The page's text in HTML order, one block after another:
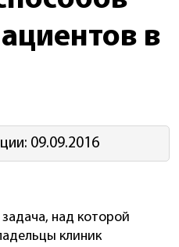
в
09.09.2016
над которой
клиник